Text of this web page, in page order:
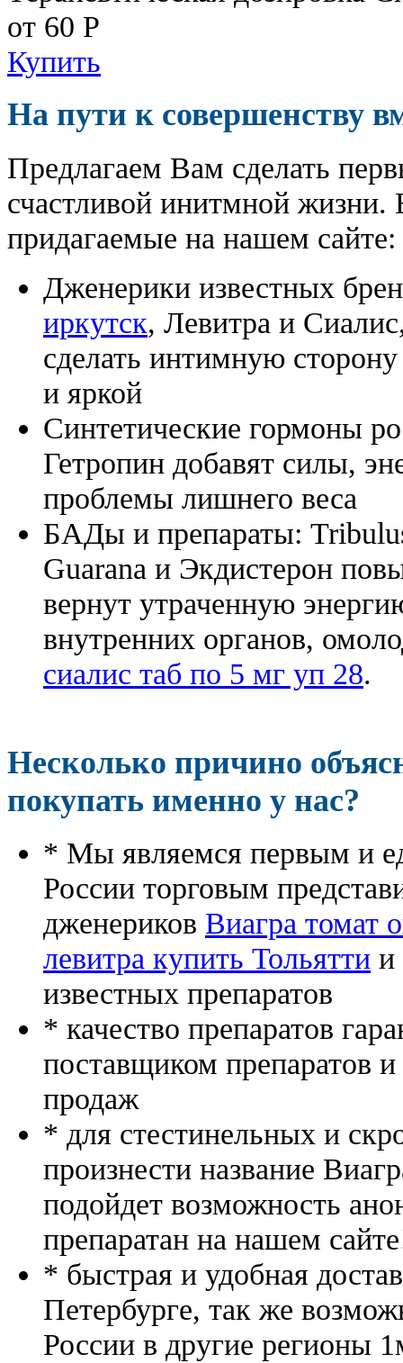
от 60 Р
Купить
На пути к совершенству
Предлагаем Вам сделать
счастливой инитмной жизни.
придагаемые на нашем сайте:
Дженерики известных
иркутск, Левитра и
сделать интимную
и яркой
Синтетические гормоны
Гетропин добавят силы,
проблемы лишнего веса
БАДы и препараты:
Guarana и Экдистерон
вернут утраченную
внутренних органов,
сиалис таб по 5 мг уп 28.
Несколько причино
покупать именно у нас?
* Мы являемся первым и
России торговым
дженериков Виагра томат
левитра купить Тольятти и
известных препаратов
* качество препаратов
поставщиком препаратов
продаж
* для стестинельных и
произнести название
подойдет возможность
препаратан на нашем
* быстрая и удобная
Петербурге, так же
России в другие регионы